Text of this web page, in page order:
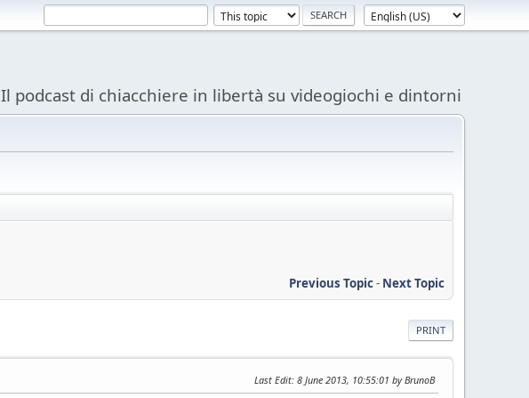
Il podcast di chiacchiere in libertà su videogiochi e dintorni
Previous Topic- Next Topic
PRINT
Last Edit: 8 June 2013, 10:55:01 by BrunoB